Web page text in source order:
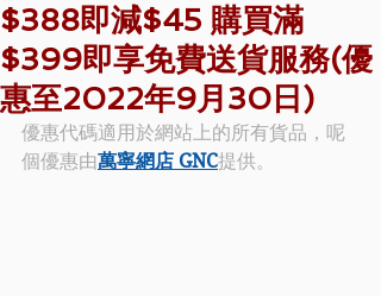
$388即減$45 購買滿
$399即享免費送貨服務(優
惠至2022年9月30日)
優惠代碼適用於網站上的所有貨品，呢
個優惠由萬寧網店 GNC提供。